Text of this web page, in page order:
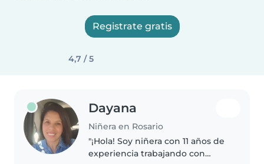
Registrate gratis
4,7 / 5
Dayana
Niñera en Rosario
"¡Hola! Soy niñera con 11 años de
experiencia trabajando con